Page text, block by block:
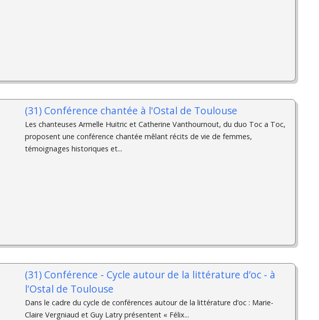
(31) Conférence chantée à l'Ostal de Toulouse
Les chanteuses Armelle Huitric et Catherine Vanthournout, du duo Toc a Toc,
proposent une conférence chantée mêlant récits de vie de femmes,
témoignages historiques et...
(31) Conférence - Cycle autour de la littérature d’oc - à
l'Ostal de Toulouse
Dans le cadre du cycle de conférences autour de la littérature d’oc : Marie-
Claire Vergniaud et Guy Latry présentent « Félix...